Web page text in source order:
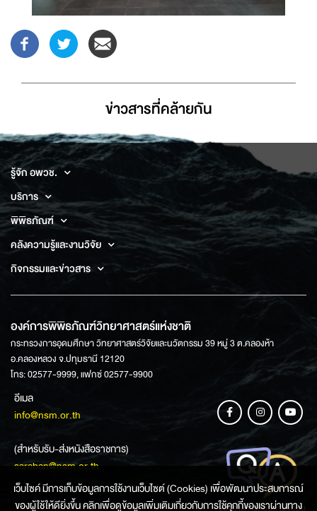
ข่าวสารที่่คล้ายกัน
รู้จัก อพวช.
บริการ
พิพิธภัณฑ์
คลังความรู้และงานวิจัย
กิจกรรมและข่าวสาร
องค์การพิพิธภัณฑ์วิทยาศาสตร์แห่งชาติ
กระทรวงการอุดมศึกษา วิทยาศาสตร์วิจัยและนวัตกรรม 39 หมู่ 3 ต.คลองห้า
อ.คลองหลวง จ.ปทุมธานี 12120
โทร: 02577-9999, แฟกซ์ 02577-9900
อีเมล
info@nsm.or.th
(สำหรับรับ-ส่งหนังสือราชการ)
saraban@nsm.or.th
เว็บไซค์ มีการเก็บข้อมูลการใช้งานเว็บไซต์ (Cookies) เพื่อพัฒนาประสบการณ์
ของผู้ใช้ให้ดียิ่งขึ้น คลิกเพื่อดูข้อมูลเพิ่มเติมเกี่ยวกับการใช้คุกกี้ของเราผ่านทาง